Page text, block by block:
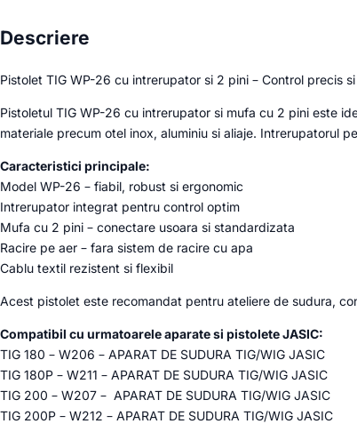
Descriere
Pistolet TIG WP-26 cu intrerupator si 2 pini – Control precis
Pistoletul TIG WP-26 cu intrerupator si mufa cu 2 pini este
materiale precum otel inox, aluminiu si aliaje. Intrerupatorul
Caracteristici principale:
Model WP-26 – fiabil, robust si ergonomic
Intrerupator integrat pentru control optim
Mufa cu 2 pini – conectare usoara si standardizata
Racire pe aer – fara sistem de racire cu apa
Cablu textil rezistent si flexibil
Acest pistolet este recomandat pentru ateliere de sudura,
Compatibil cu urmatoarele aparate si pistolete JASIC:
TIG 180 – W206 – APARAT DE SUDURA TIG/WIG JASIC
TIG 180P – W211 – APARAT DE SUDURA TIG/WIG JASIC
TIG 200 – W207 – APARAT DE SUDURA TIG/WIG JASIC
TIG 200P – W212 – APARAT DE SUDURA TIG/WIG JASIC